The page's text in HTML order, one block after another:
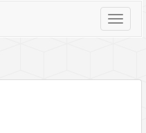
Toggle